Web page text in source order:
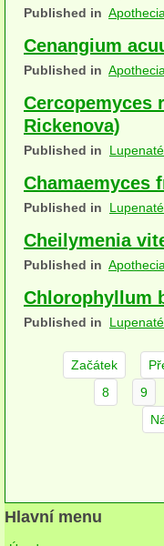
šišky, plody, květy
koprofilní
muscikolni
herbikolní-dvouděložné
herbikolní-jednoděložné
herbikolní-kapraďorosty
Perithecia stromatická
Perithecia nestromatická
Kornacovité
Published in
Cenangium
Published in
Cercopemyces
Rickenova)
Published in Lupenaté
Chamaemyces
Published in Lupenaté
Cheilymenia
Published in
Chlorophyllum
Published in Lupenaté
Začátek
8
9
Hlavní menu